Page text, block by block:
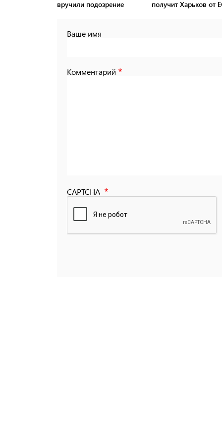
вручили подозрение
получит Харьков от
Ваше имя
Комментарий
CAPTCHA